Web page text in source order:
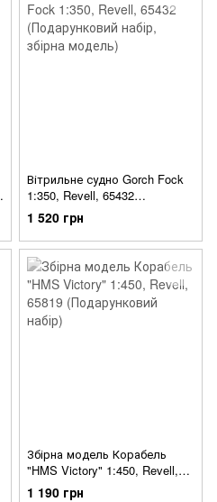
Вітрильне судно Gorch Fock
1:350, Revell, 65432
(Подарунковий набір, збірна
модель)
1 520 грн
Збірна модель Корабель
"HMS Victory" 1:450, Revell,
65819 (Подарунковий набір)
1 190 грн